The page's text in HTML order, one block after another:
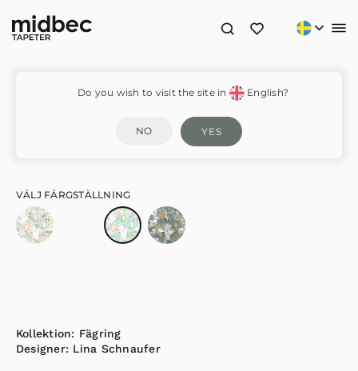
Brittsommar – 22007
Kollektion: Fägring
Designer: Lina Schnaufer
VÄLJ FÄRGSTÄLLNING
Do you wish to visit the site in English?
NO YES